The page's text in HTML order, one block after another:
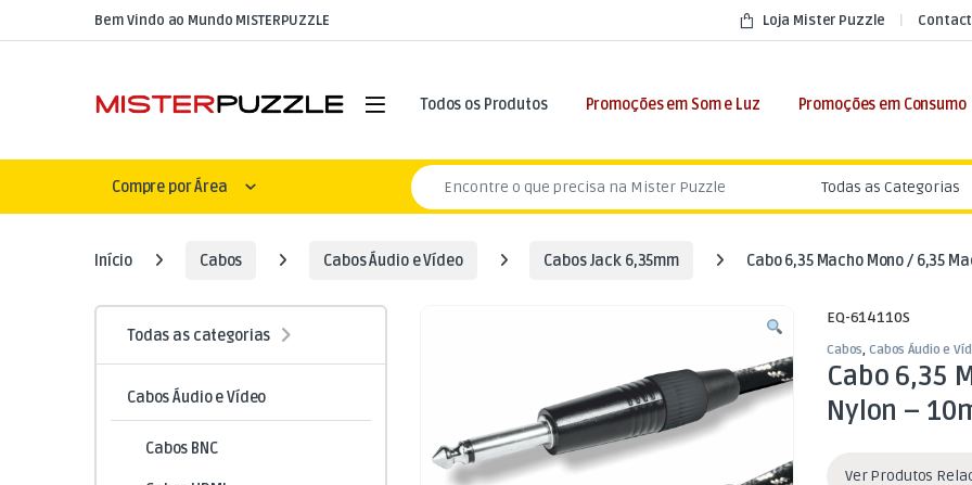
Skip to navigation
Skip to contentBem Vindo ao Mundo MISTERPUZZLE Loja Mister Puzzle
Open Todos os Produtos Promoções em Som e Luz Promoções em Consumo
Compre por Área
Search for:
Início Cabos Cabos Áudio e Vídeo Cabos Jack 6,35mm Cabo 6,35 Macho Mono / 6,35
EQ-614110S
Cabos,Cabos Áudio e
Cabo 6,35
Nylon –
Ver Produtos
Todas as categorias
Cabos Áudio e Vídeo
Cabos BNC